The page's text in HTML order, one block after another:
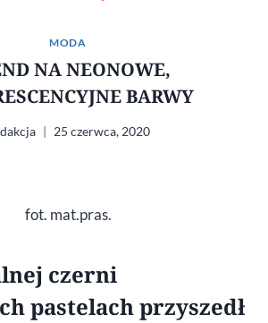
MODA
NA NEONOWE,
BARWY
25 czerwca, 2020
fot. mat.pras.
czerni
pastelach przyszedł